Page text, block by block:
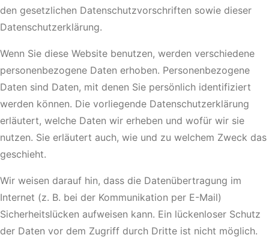
den gesetzlichen Datenschutzvorschriften sowie dieser
Datenschutzerklärung.
Wenn Sie diese Website benutzen, werden verschiedene
personenbezogene Daten erhoben. Personenbezogene
Daten sind Daten, mit denen Sie persönlich identifiziert
werden können. Die vorliegende Datenschutzerklärung
erläutert, welche Daten wir erheben und wofür wir sie
nutzen. Sie erläutert auch, wie und zu welchem Zweck das
geschieht.
Wir weisen darauf hin, dass die Datenübertragung im
Internet (z. B. bei der Kommunikation per E-Mail)
Sicherheitslücken aufweisen kann. Ein lückenloser Schutz
der Daten vor dem Zugriff durch Dritte ist nicht möglich.